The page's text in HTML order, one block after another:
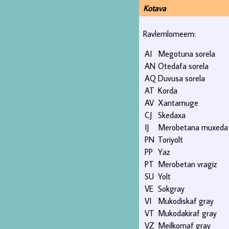
Kotava
Ravlemlomeem:
AI
Megotuna sorela
AN Otedafa sorela
AQ Duvusa sorela
AT Korda
AV Xantamuge
CJ Skedaxa
IJ
Merobetana muxeda
PN Toriyolt
PP Yaz
PT Merobetan vragiz
SU Yolt
VE Sokgray
VI
Mukodiskaf gray
VT Mukodakiraf gray
VZ Meilkomaf gray